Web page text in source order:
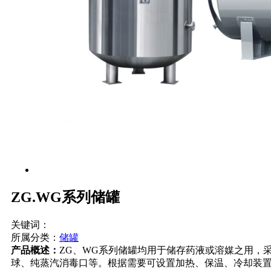
ZG.WG系列储罐
关键词：
所属分类： 储罐
产品概述： ZG、WG系列储罐均用于储存药液或溶媒之用，
球、纯蒸汽消毒口等。根据需要可设置加热、保温、冷却